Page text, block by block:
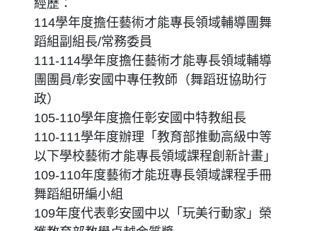
經歷：
114學年度擔任藝術才能專長領域輔導團舞
蹈組副組長/常務委員
111-114學年度擔任藝術才能專長領域輔導
團團員/彰安國中專任教師（舞蹈班協助行
政）
105-110學年度擔任彰安國中特教組長
110-111學年度辦理「教育部推動高級中等
以下學校藝術才能專長領域課程創新計畫」
109-110年度藝術才能班專長領域課程手冊
舞蹈組研編小組
109年度代表彰安國中以「玩美行動家」榮